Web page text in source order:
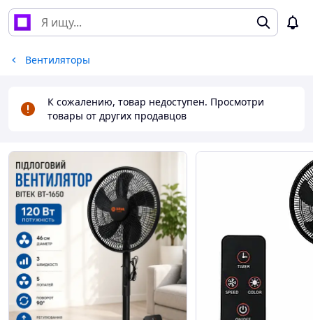
Вентиляторы
К сожалению, товар недоступен. Просмотри
товары от других продавцов